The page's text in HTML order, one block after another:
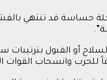
حساسة قد تنتهي
أو القبول
وانسحاب القوات